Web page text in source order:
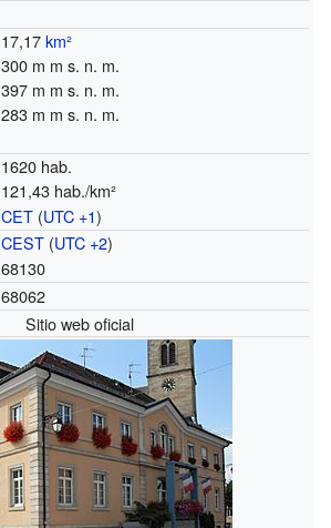
17,17km²
300 m m s. n. m.
397 m m s. n. m.
283 m m s. n. m.
1620 hab.
121,43 hab./km²
CET (UTC +1)
CEST (UTC +2)
68130
68062
Sitio web oficial